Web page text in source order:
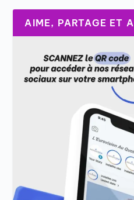
AIME, PARTAGE ET